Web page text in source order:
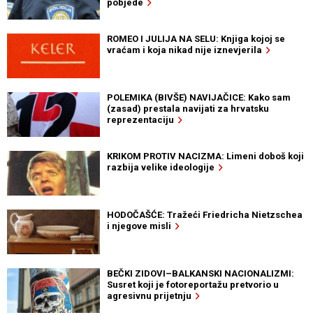
pobjede
ROMEO I JULIJA NA SELU: Knjiga kojoj se
vraćam i koja nikad nije iznevjerila
POLEMIKA (BIVŠE) NAVIJAČICE: Kako sam
(zasad) prestala navijati za hrvatsku
reprezentaciju
KRIKOM PROTIV NACIZMA: Limeni doboš koji
razbija velike ideologije
HODOČAŠĆE: Tražeći Friedricha Nietzschea
i njegove misli
BEČKI ZIDOVI–BALKANSKI NACIONALIZMI:
Susret koji je fotoreportažu pretvorio u
agresivnu prijetnju